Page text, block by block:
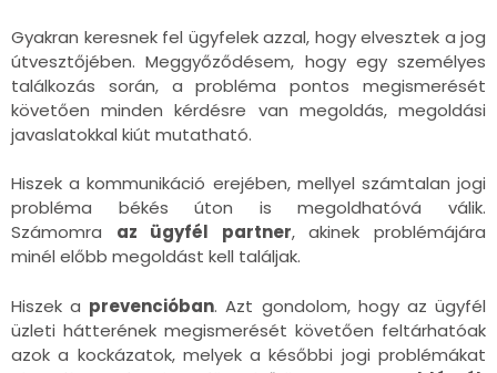
Gyakran keresnek fel ügyfelek azzal, hogy elvesztek a jog
útvesztőjében. Meggyőződésem, hogy egy személyes
találkozás során, a probléma pontos megismerését
követően minden kérdésre van megoldás, megoldási
javaslatokkal kiút mutatható.
Hiszek a kommunikáció erejében, mellyel számtalan jogi
probléma békés úton is megoldhatóvá válik.
Számomra az ügyfél partner, akinek problémájára
minél előbb megoldást kell találjak.
Hiszek a prevencióban. Azt gondolom, hogy az ügyfél
üzleti hátterének megismerését követően feltárhatóak
azok a kockázatok, melyek a későbbi jogi problémákat